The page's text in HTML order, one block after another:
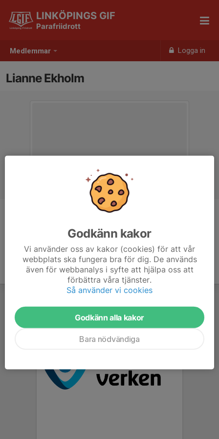
Medlemmar Logga in
LINKÖPINGS GIF
Parafriidrott
Lianne Ekholm
Godkänn kakor
Vi använder oss av kakor (cookies) för att vår
webbplats ska fungera bra för dig. De används
även för webbanalys i syfte att hjälpa oss att
förbättra våra tjänster.
Så använder vi cookies
Godkänn alla kakor
Bara nödvändiga